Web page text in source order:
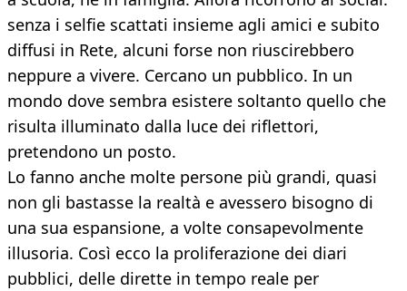
senza i selfie scattati insieme agli amici e subito
diffusi in Rete, alcuni forse non riuscirebbero
neppure a vivere. Cercano un pubblico. In un
mondo dove sembra esistere soltanto quello che
risulta illuminato dalla luce dei riflettori,
pretendono un posto.
Lo fanno anche molte persone più grandi, quasi
non gli bastasse la realtà e avessero bisogno di
una sua espansione, a volte consapevolmente
illusoria. Così ecco la proliferazione dei diari
pubblici, delle dirette in tempo reale per